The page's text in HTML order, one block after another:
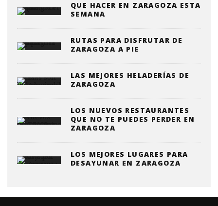
QUE HACER EN ZARAGOZA ESTA
SEMANA
RUTAS PARA DISFRUTAR DE
ZARAGOZA A PIE
LAS MEJORES HELADERÍAS DE
ZARAGOZA
LOS NUEVOS RESTAURANTES
QUE NO TE PUEDES PERDER EN
ZARAGOZA
LOS MEJORES LUGARES PARA
DESAYUNAR EN ZARAGOZA